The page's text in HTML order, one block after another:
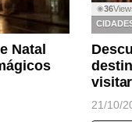
Natal
◉36
21/10/